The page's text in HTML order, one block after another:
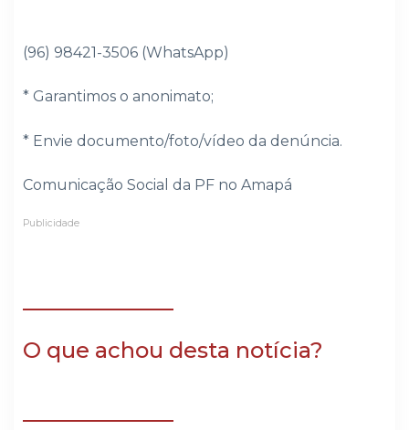
(96) 98421-3506 (WhatsApp)
* Garantimos o anonimato;
* ⁠Envie documento/foto/vídeo da denúncia.
Comunicação Social da PF no Amapá
Publicidade
O que achou desta notícia?